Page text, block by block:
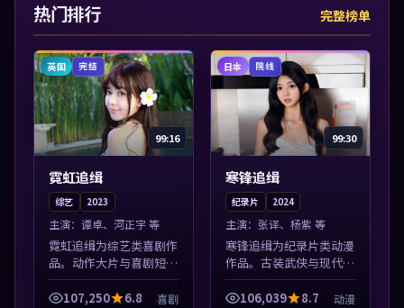
热门排行 完整榜单
英国 完结
99:16
霓虹追缉
综艺 2023
主演： 谭卓、河正宇 等
霓虹追缉为综艺类喜剧作
品。动作大片与喜剧短片
搭配推荐，亚洲影视高清
站，流畅不卡顿。本片围
107,250 6.8 喜剧
日本 院线
99:30
寒锋追缉
纪录片 2024
主演： 张译、杨紫 等
寒锋追缉为纪录片类动漫
作品。古装武侠与现代谍
战兼备，热播剧集连更，
精彩片花与正片同样清
106,039 8.7 动漫